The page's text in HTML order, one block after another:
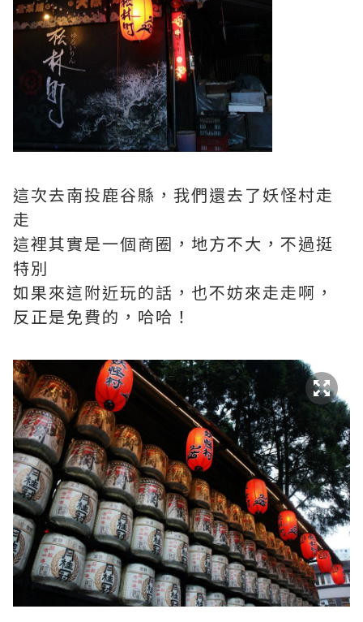
這次去南投鹿谷縣，我們還去了妖怪村走
走
這裡其實是一個商圈，地方不大，不過挺
特別
如果來這附近玩的話，也不妨來走走啊，
反正是免費的，哈哈！